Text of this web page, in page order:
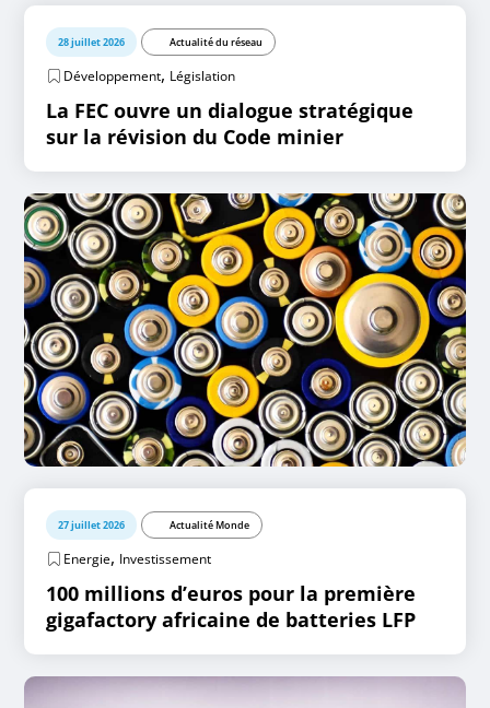
28 juillet 2026 Actualité du réseau
Développement, Législation
La FEC ouvre un dialogue stratégique
sur la révision du Code minier
27 juillet 2026 Actualité Monde
Energie, Investissement
100 millions d’euros pour la première
gigafactory africaine de batteries LFP